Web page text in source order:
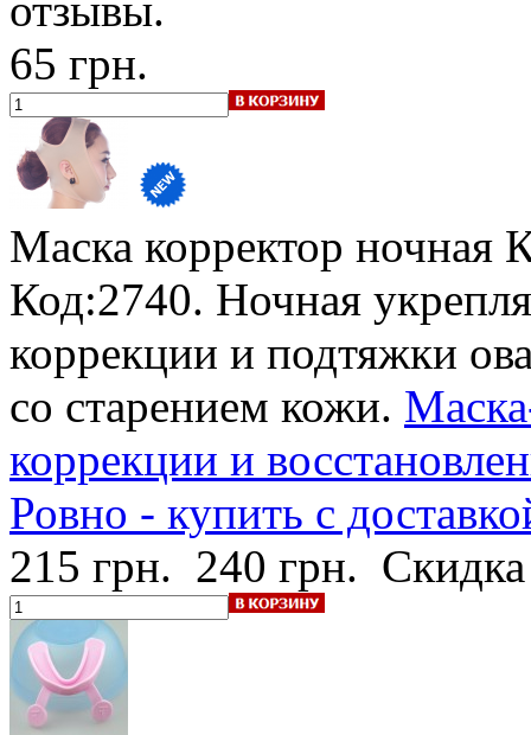
65 грн.
Маска корректор ночная
Код:2740. Ночная
коррекции и подтяжки
со старением кожи.
коррекции и
Ровно - купить с
215 грн. 240 грн.